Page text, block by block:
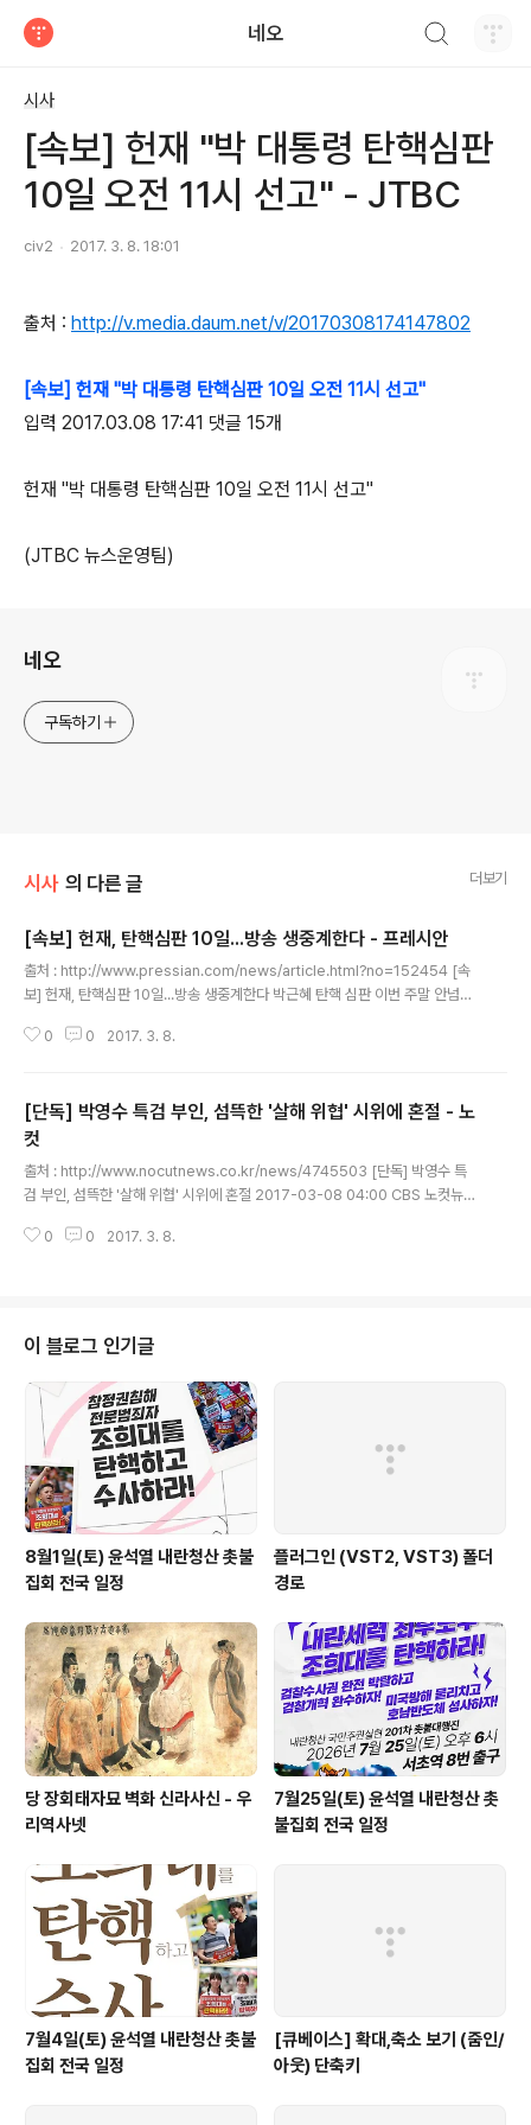
네오
시사
[속보] 헌재 "박 대통령 탄핵심판
10일 오전 11시 선고" - JTBC
civ2 2017. 3. 8. 18:01
출처 : http://v.media.daum.net/v/20170308174147802
[속보] 헌재 "박 대통령 탄핵심판 10일 오전 11시 선고"
입력 2017.03.08 17:41 댓글 15개
헌재 "박 대통령 탄핵심판 10일 오전 11시 선고"
(JTBC 뉴스운영팀)
네오
구독하기
시사 의 다른 글 더보기
[속보] 헌재, 탄핵심판 10일...방송 생중계한다 - 프레시안
출처 : http://www.pressian.com/news/article.html?no=152454 [속
보] 헌재, 탄핵심판 10일...방송 생중계한다 박근혜 탄핵 심판 이번 주말 안넘긴
을 오는 10일 오전 11시로 발표했다. 헌법재판소는 8일 브리핑을 통해 박 대통
m
0 0 2017. 3. 8.
[단독] 박영수 특검 부인, 섬뜩한 '살해 위협' 시위에 혼절 - 노
컷
출처 : http://www.nocutnews.co.kr/news/4745503 [단독] 박영수 특
검 부인, 섬뜩한 '살해 위협' 시위에 혼절 2017-03-08 04:00 CBS 노컷뉴스
특검 집 앞에 몰려든 보수단체 회원들 (사진=유튜브 영상 캡처) "박영수 특검은
생명에 위협을 가하기도 했다. 장기정 자유청년연합 대표는 "특검이 끝나면 '민
간인'이다. 태극기 부대는 어디에나 있다"며 "이 XX..
0 0 2017. 3. 8.
이 블로그 인기글
8월1일(토) 윤석열 내란청산 촛불
집회 전국 일정
플러그인 (VST2, VST3) 폴더
경로
당 장회태자묘 벽화 신라사신 - 우
리역사넷
7월25일(토) 윤석열 내란청산 촛
불집회 전국 일정
7월4일(토) 윤석열 내란청산 촛불
집회 전국 일정
[큐베이스] 확대,축소 보기 (줌인/
아웃) 단축키